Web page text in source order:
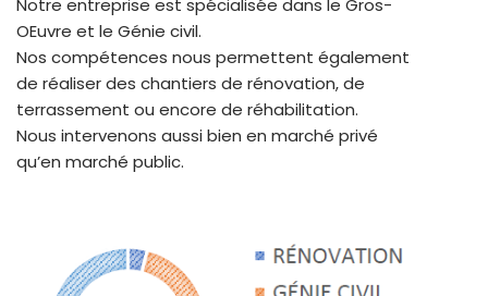
Notre entreprise est spécialisée dans le Gros-
OEuvre et le Génie civil.
Nos compétences nous permettent également
de réaliser des chantiers de rénovation, de
terrassement ou encore de réhabilitation.
Nous intervenons aussi bien en marché privé
qu’en marché public.